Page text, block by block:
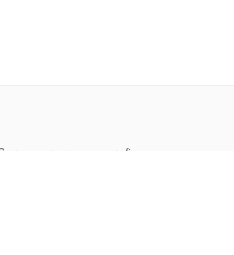
per area geografica